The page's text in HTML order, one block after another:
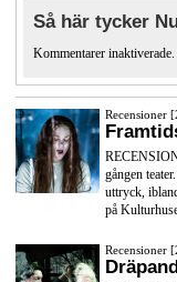
Så här tycker
Kommentarer inaktiverade.
Recensioner
gången
uttryck,
på
Recensioner